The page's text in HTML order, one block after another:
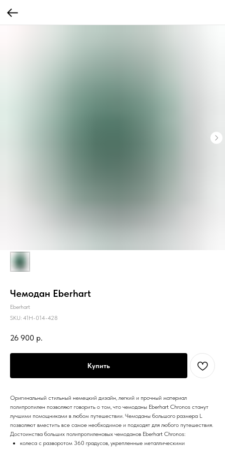
Чемодан Eberhart
Eberhart
SKU: 41H-014-428
26 900 р.
Купить
Оригинальный стильный немецкий дизайн, легкий и прочный материал
полипропилен позволяют говорить о том, что чемоданы Eberhart Chronos станут
лучшими помощниками в любом путешествии. Чемоданы большого размера L
позволяют вместить все самое необходимое и подходят для любого путешествия.
Достоинства больших полипропиленовых чемоданов Eberhart Chronos:
колеса с разворотом 360 градусов, укрепленные металлическими